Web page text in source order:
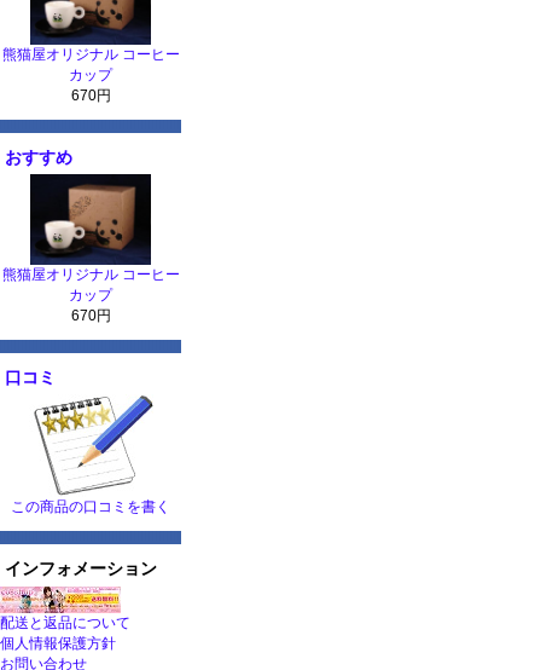
熊猫屋オリジナル コーヒー
カップ
670円
おすすめ
熊猫屋オリジナル コーヒー
カップ
670円
口コミ
この商品の口コミを書く
インフォメーション
配送と返品について
個人情報保護方針
お問い合わせ